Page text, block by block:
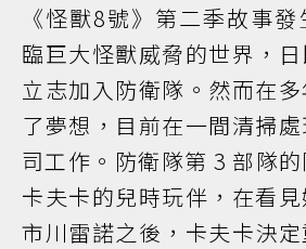
《怪獸8號》第二季故事
臨巨大怪獸威脅的世界，
立志加入防衛隊。然而在
了夢想，目前在一間清掃
司工作。防衛隊第 3 部隊
卡夫卡的兒時玩伴，在看
市川雷諾之後，卡夫卡決